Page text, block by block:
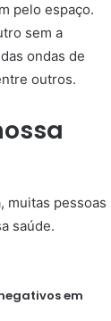
pelo espaço.
sem a
ondas de
outros.
muitas pessoas
saúde.
em